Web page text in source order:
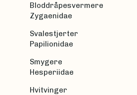
Bloddråpesvermere
Zygaenidae
Svalestjerter
Papilionidae
Smygere
Hesperiidae
Hvitvinger